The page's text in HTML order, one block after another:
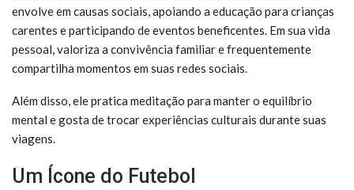
envolve em causas sociais, apoiando a educação para crianças
carentes e participando de eventos beneficentes. Em sua vida
pessoal, valoriza a convivência familiar e frequentemente
compartilha momentos em suas redes sociais.
Além disso, ele pratica meditação para manter o equilíbrio
mental e gosta de trocar experiências culturais durante suas
viagens.
Um Ícone do Futebol